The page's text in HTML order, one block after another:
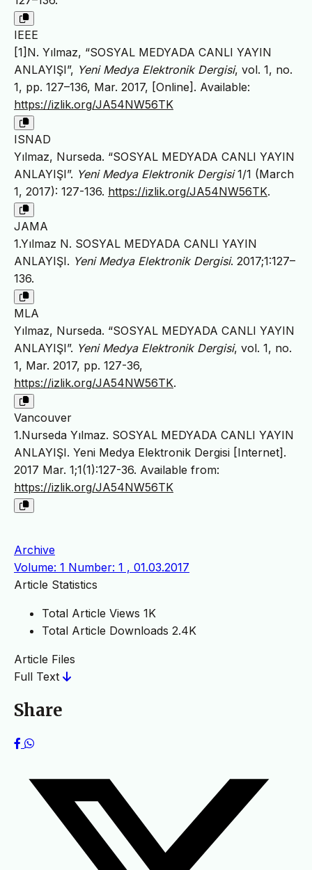
IEEE
[1]N. Yılmaz, “SOSYAL MEDYADA CANLI YAYIN
ANLAYIŞI”, Yeni Medya Elektronik Dergisi, vol. 1, no.
1, pp. 127–136, Mar. 2017, [Online]. Available:
https://izlik.org/JA54NW56TK
ISNAD
Yılmaz, Nurseda. “SOSYAL MEDYADA CANLI YAYIN
ANLAYIŞI”. Yeni Medya Elektronik Dergisi1/1 (March
1, 2017): 127-136. https://izlik.org/JA54NW56TK.
JAMA
1.Yılmaz N. SOSYAL MEDYADA CANLI YAYIN
ANLAYIŞI. Yeni Medya Elektronik Dergisi. 2017;1:127–
136.
MLA
Yılmaz, Nurseda. “SOSYAL MEDYADA CANLI YAYIN
ANLAYIŞI”. Yeni Medya Elektronik Dergisi, vol. 1, no.
1, Mar. 2017, pp. 127-36,
https://izlik.org/JA54NW56TK.
Vancouver
1.Nurseda Yılmaz. SOSYAL MEDYADA CANLI YAYIN
ANLAYIŞI. Yeni Medya Elektronik Dergisi [Internet].
2017 Mar. 1;1(1):127-36. Available from:
https://izlik.org/JA54NW56TK
Archive
Volume: 1 Number: 1 , 01.03.2017
Article Statistics
Total Article Views 1K
Total Article Downloads 2.4K
Article Files
Full Text
Share